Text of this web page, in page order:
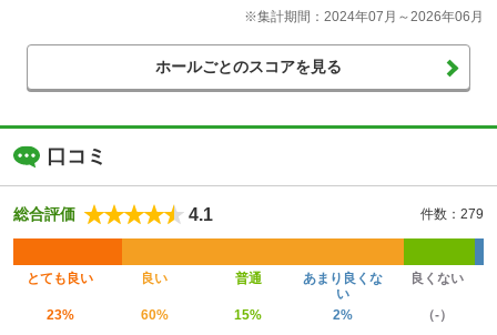
※集計期間：2024年07月～2026年06月
ホールごとのスコアを見る
口コミ
総合評価 4.1 件数：279
とても良い 良い 普通
あまり良くな
い
良くない
23% 60% 15% 2% （-）